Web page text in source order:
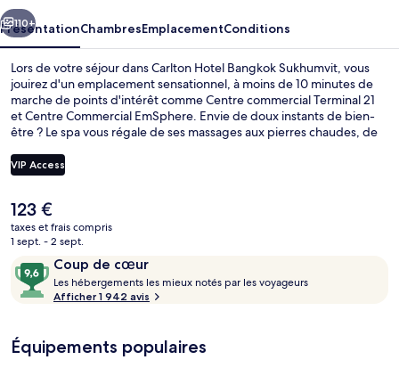
Suivant
110+
PrésentationChambresEmplacementConditions
Lors de votre séjour dans Carlton Hotel Bangkok Sukhumvit, vous
jouirez d'un emplacement sensationnel, à moins de 10 minutes de
marche de points d'intérêt comme Centre commercial Terminal 21
et Centre Commercial EmSphere. Envie de doux instants de bien-
être ? Le spa vous régale de ses massages aux pierres chaudes, de
parmi les 2 restaurants, l'établissement Plate vous ouvre ses portes
pour le petit déjeuner, le déjeuner et le dîner et vous propose des
bars/lounges, une piscine extérieure et un bar en bord de piscine.
Les autres voyageurs ne tarissent pas d'éloges en ce qui concerne la
piscine rafraîchissante et le personnel attentionné. Les transports
publics se situent à une courte distance à pied : Station de MRT
Sukhumvit est à 6 min et Station de BTS Asok, à 6 min.
VIP Access
Le
prix
actuel
de
123 €.
123 €
taxes et frais compris
1 sept. - 2 sept.
Avis
voyageurs
Coup de cœur
9,6
sur
10,
cœur
Les hébergements les mieux notés par les voyageurs
Afficher 1 942 avis
Équipements populaires